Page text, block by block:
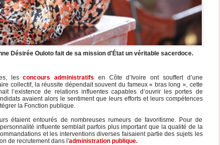
Désirée Ouloto fait de sa mission d'État un véritable sacerdoce.
lesconcours administratifs en Côte d’Ivoire ont souffert d’une
collectif, la réussite dépendait souvent du fameux « bras long », cette
l’existence de relations influentes capables d’ouvrir les portes de
avaient alors le sentiment que leurs efforts et leurs compétences
la Fonction publique.
étaient entourés de nombreuses rumeurs de favoritisme. Pour de
influente semblait parfois plus important que la qualité de la
et les interventions diverses faisaient partie des sujets les
de recrutement dans l'administration publique.